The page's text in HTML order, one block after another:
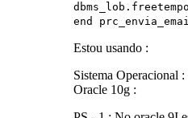
end
Estou usando :
Sistema Operacional
Oracle 10g :